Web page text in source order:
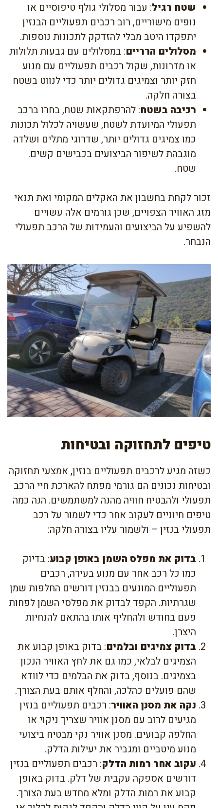
שטח רגיל: עבור מסלולי גולף טיפוסיים או
נופים מישוריים, רוב רכבים תפעוליים הבנזין
יתפקדו היטב מבלי להזדקק לתכונות נוספות.
מסלולים הרריים: במסלולים עם גבעות תלולות
או מדרונות, שקול רכבים תפעוליים עם מנוע
חזק יותר וצמיגים גדולים יותר כדי לנווט בשטח
בצורה חלקה.
רכיבה בשטח: להרפתקאות שטח, בחרו ברכב
תפעולי המיועדת לשטח, שעשויה לכלול תכונות
כמו צמיגים גדולים יותר, שדרוגי מתלים ושלדה
מוגבהת לשיפור הביצועים בכבישים קשים.
שטח.
זכור לקחת בחשבון את האקלים המקומי ואת תנאי
מזג האוויר הצפויים, שכן גורמים אלה עשויים
להשפיע על הביצועים והעמידות של הרכב תפעולי
הנבחר.
טיפים לתחזוקה ובטיחות
כשזה מגיע לרכבים תפעוליים בנזין, אמצעי תחזוקה
ובטיחות נכונים הם גורמי מפתח להארכת חיי הרכב
תפעולי ולהבטיח חוויה מהנה למשתמשים. הנה כמה
טיפים חיוניים לעקוב אחר כדי לשמור על רכב
תפעולי בנזין – ולשמור עליו בצורה חלקה:
בדוק את מפלס השמן באופן קבוע: בדיוק
כמו כל רכב אחר עם מנוע בעירה, רכבים
תפעוליים המונעים בבנזין דורשים החלפות שמן
שגרתיות. הקפד לבדוק את מפלסי השמן לפחות
פעם בחודש ולהחליף אותו בהתאם להנחיות
היצרן.
בדוק צמיגים ובלמים: בדוק באופן קבוע את
הצמיגים לבלאי, כמו גם את לחץ האוויר הנכון
בצמיגים. בנוסף, בדוק את הבלמים כדי לוודא
שהם פועלים כהלכה, והחלף אותם בעת הצורך.
נקה את מסנן האוויר: רכבים תפעוליים בנזין
מגיעים לרוב עם מסנן אוויר שצריך ניקוי או
החלפה קבועים. מסנן אוויר נקי מבטיח ביצועי
מנוע מיטביים ומגביר את יעילות הדלק.
עקוב אחר רמות הדלק: רכבים תפעוליים בנזין
דורשים אספקה עקבית של דלק. בדוק באופן
קבוע את רמות הדלק ומלא מחדש בעת הצורך.